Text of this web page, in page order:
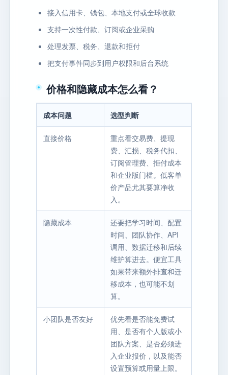
接入信用卡、钱包、本地支付或全球收款
支持一次性付款、订阅或企业采购
处理发票、税务、退款和拒付
把支付事件同步到用户权限和后台系统
价格和隐藏成本怎么看？
成本问题 选型判断
直接价格
重点看交易费、提现
费、汇损、税务代扣、
订阅管理费、拒付成本
和企业版门槛。低客单
价产品尤其要算净收
入。
隐藏成本
还要把学习时间、配置
时间、团队协作、API
调用、数据迁移和后续
维护算进去。便宜工具
如果带来额外排查和迁
移成本，也可能不划
算。
小团队是否友好
优先看是否能免费试
用、是否有个人版或小
团队方案、是否必须进
入企业报价，以及能否
设置预算或用量上限。